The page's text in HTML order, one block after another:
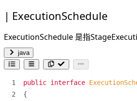
ExecutionSchedule
ExecutionSchedule 是指
java
public interface
{